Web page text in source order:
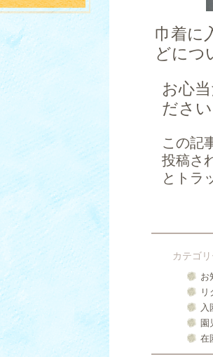
巾着に
どにつ
お心
ださ
この記
投稿さ
とトラ
カテゴ
お
入
園
在